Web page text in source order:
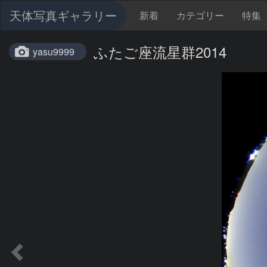
天体写真ギャラリー 新着 カテゴリー 特集
yasu9999 ふたご座流星群2014